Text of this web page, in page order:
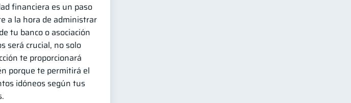
financiera es un paso
a la hora de administrar
tu banco o asociación
será crucial, no solo
te proporcionará
porque te permitirá el
idóneos según tus